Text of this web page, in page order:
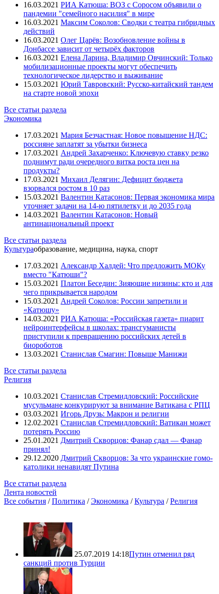
16.03.2021 РИА Катюша: ВОЗ с Соросом объявили о
пандемии "семейного насилия" в мире
16.03.2021 Максим Соколов: Сводки с театра гибридных
действий
16.03.2021 Олег Царёв: Возобновление войны в
Донбассе зависит от четырёх факторов
16.03.2021 Елена Ларина, Владимир Овчинский: Только
мобилизационные проекты могут обеспечить
технологическое лидерство и выживание
15.03.2021 Юрий Тавровский: Русско-китайский тандем
на старте новой эпохи
Все статьи раздела
Экономика
17.03.2021 Мария Безчастная: Новое повышение НДС:
россияне заплатят за убытки бизнеса
17.03.2021 Андрей Захарченко: Ключевую ставку резко
поднимут ради очередного витка роста цен на
продукты?
17.03.2021 Михаил Делягин: Дефицит бюджета
взорвался ростом в 10 раз
15.03.2021 Валентин Катасонов: Первая экономика мира
уточняет задачи на 14-ю пятилетку и до 2035 года
14.03.2021 Валентин Катасонов: Новый
антинациональный проект
Все статьи раздела
Культураобразование, медицина, наука, спорт
17.03.2021 Александр Халдей: Что предложить МОКу
вместо "Катюши"?
15.03.2021 Платон Беседин: Зияющие низины: кто и для
чего прикрывается народом
15.03.2021 Андрей Соколов: России запретили и
«Катюшу»
14.03.2021 РИА Катюша: «Российская газета» пиарит
нейроинтерфейсы в школах: трансгуманисты
приступили к превращению российских детей в
биороботов
13.03.2021 Станислав Смагин: Повыше Манижи
Все статьи раздела
Религия
10.03.2021 Станислав Стремидловский: Российские
мусульмане конкурируют за внимание Ватикана с РПЦ
03.03.2021 Игорь Друзь: Макрон и религии
12.02.2021 Станислав Стремидловский: Ватикан может
потерять Россию
25.01.2021 Дмитрий Скворцов: Фанар сдал — Фанар
принял!
29.12.2020 Дмитрий Скворцов: За что украинские гомо-
католики ненавидят Путина
Все статьи раздела
Лента новостей
Все события /Политика /Экономика /Культура /Религия
25.07.2019 14:18Путин отменил ряд
санкций против Турции